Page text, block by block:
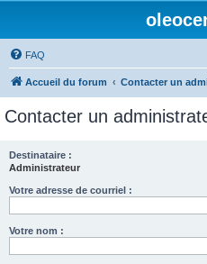
FAQ
Accueil du forum Contacter un
Contacter un
Destinataire :
Administrateur
Votre adresse de courriel :
Votre nom :